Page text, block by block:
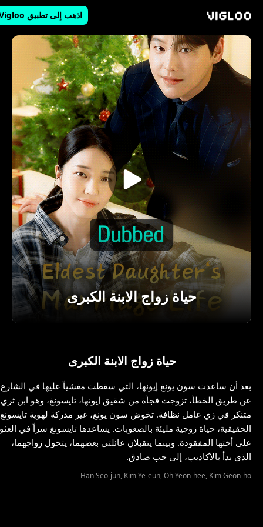
اذهب إلى تطبيق Vigloo
حياة زواج الابنة الكبرى
حياة زواج الابنة الكبرى
بعد أن ساعدت سون يونغ إيونها، التي سقطت مغشياً عليها في
عن طريق الخطأ، تزوجت فجأة من شقيق إيونها، تايسونغ، وهو ابن ثري
متنكر في زي عامل نظافة. تخوض سون يونغ، غير مدركة لهوية تايسونغ
الحقيقية، حياة زوجية مليئة بالصعوبات. يساعدها تايسونغ سراً في
على أختها المفقودة. وبينما يتقبلان عائلتي بعضهما، يتحول زواجهما،
الذي بدأ بالأكاذيب، إلى حب صادق.
Han Seo-jun, Kim Ye-eun, Oh Yeon-hee, Kim Geon-ho